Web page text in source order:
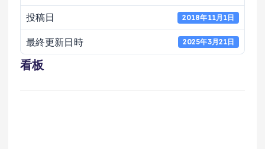
投稿日 2018年11月1日
最終更新日時 2025年3月21日
看板